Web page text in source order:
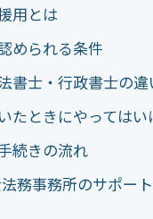
用とは
められる条件
書士・行政書士の
たときにやってはい
続きの流れ
務事務所のサポー